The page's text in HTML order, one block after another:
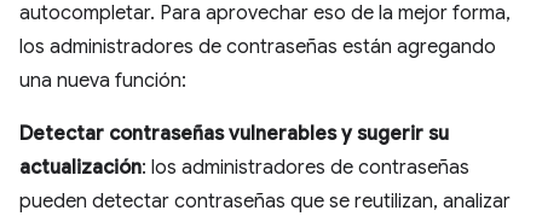
autocompletar. Para aprovechar eso de la mejor forma,
los administradores de contraseñas están agregando
una nueva función:
Detectar contraseñas vulnerables y sugerir su
actualización: los administradores de contraseñas
pueden detectar contraseñas que se reutilizan, analizar